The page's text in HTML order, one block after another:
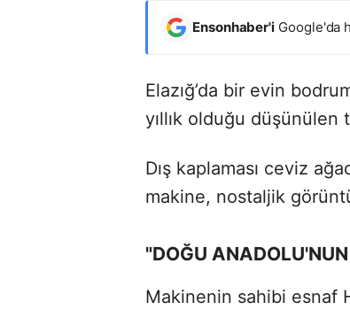
Ensonhaber'i Google'da
Elazığ’da bir evin
yıllık olduğu düşünülen
Dış kaplaması ceviz
makine, nostaljik
"DOĞU
Makinenin sahibi esnaf